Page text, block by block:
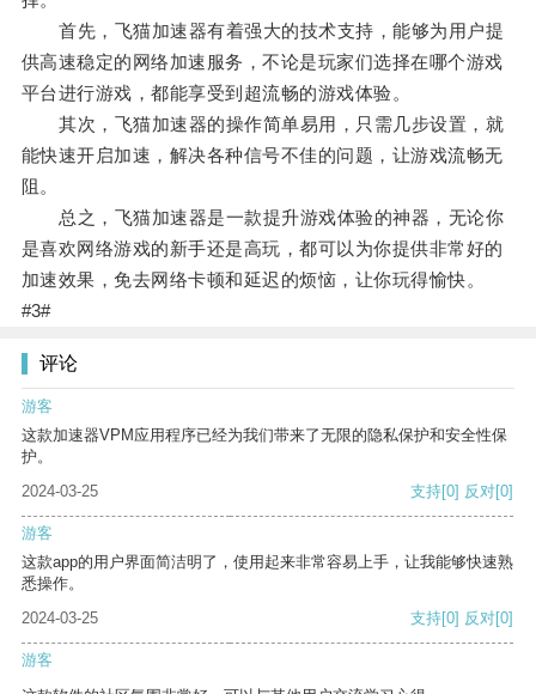
首先，飞猫加速器有着强大的技术支持，能够为用户提
供高速稳定的网络加速服务，不论是玩家们选择在哪个游戏
平台进行游戏，都能享受到超流畅的游戏体验。
其次，飞猫加速器的操作简单易用，只需几步设置，就
能快速开启加速，解决各种信号不佳的问题，让游戏流畅无
阻。
总之，飞猫加速器是一款提升游戏体验的神器，无论你
是喜欢网络游戏的新手还是高玩，都可以为你提供非常好的
加速效果，免去网络卡顿和延迟的烦恼，让你玩得愉快。
#3#
评论
游客
这款加速器VPM应用程序已经为我们带来了无限的隐私保护和安全性保
护。
2024-03-25
支持[0] 反对[0]
游客
这款app的用户界面简洁明了，使用起来非常容易上手，让我能够快速熟
悉操作。
2024-03-25
支持[0] 反对[0]
游客